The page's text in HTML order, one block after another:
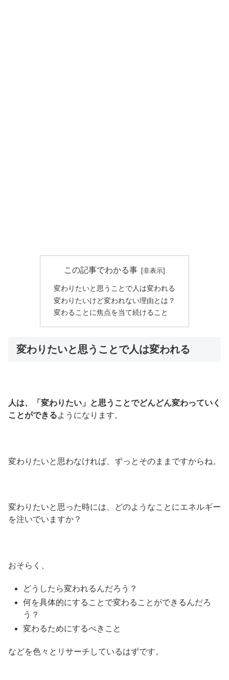
この記事でわかる事
変わりたいと思うことで人は変われる
変わりたいけど変われない理由とは？
変わることに焦点を当て続けること
変わりたいと思うことで人は変われる
人は、「変わりたい」と思うことでどんどん変わっていく
ことができるようになります。
変わりたいと思わなければ、ずっとそのままですからね。
変わりたいと思った時には、どのようなことにエネルギー
を注いでいますか？
おそらく、
どうしたら変われるんだろう？
何を具体的にすることで変わることができるんだろ
う？
変わるためにするべきこと
などを色々とリサーチしているはずです。